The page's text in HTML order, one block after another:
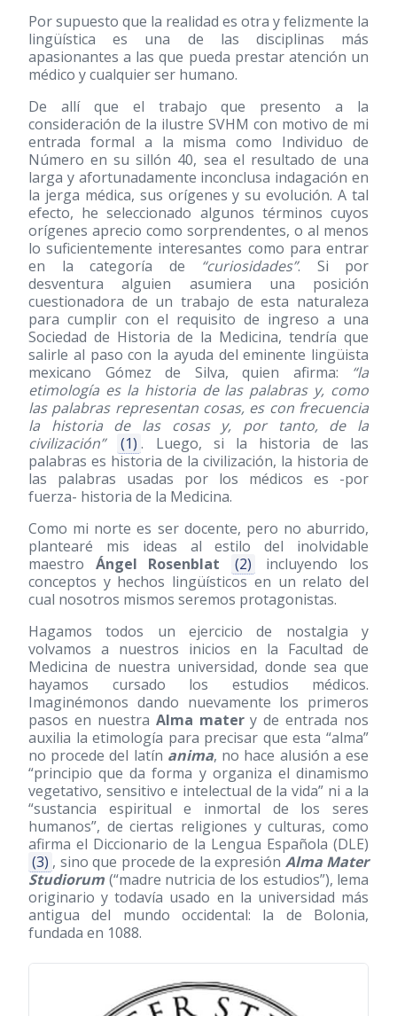
Por supuesto que la realidad es otra y felizmente la
lingüística es una de las disciplinas más
apasionantes a las que pueda prestar atención un
médico y cualquier ser humano.
De allí que el trabajo que presento a la
consideración de la ilustre SVHM con motivo de mi
entrada formal a la misma como Individuo de
Número en su sillón 40, sea el resultado de una
larga y afortunadamente inconclusa indagación en
la jerga médica, sus orígenes y su evolución. A tal
efecto, he seleccionado algunos términos cuyos
orígenes aprecio como sorprendentes, o al menos
lo suficientemente interesantes como para entrar
en la categoría de “curiosidades”. Si por
desventura alguien asumiera una posición
cuestionadora de un trabajo de esta naturaleza
para cumplir con el requisito de ingreso a una
Sociedad de Historia de la Medicina, tendría que
salirle al paso con la ayuda del eminente lingüista
mexicano Gómez de Silva, quien afirma: “la
etimología es la historia de las palabras y, como
las palabras representan cosas, es con frecuencia
la historia de las cosas y, por tanto, de la
civilización”
(1) . Luego, si la historia de las
palabras es historia de la civilización, la historia de
las palabras usadas por los médicos es -por
fuerza- historia de la Medicina.
Como mi norte es ser docente, pero no aburrido,
plantearé mis ideas al estilo del inolvidable
maestro Ángel Rosenblat (2)
incluyendo los
conceptos y hechos lingüísticos en un relato del
cual nosotros mismos seremos protagonistas.
Hagamos todos un ejercicio de nostalgia y
volvamos a nuestros inicios en la Facultad de
Medicina de nuestra universidad, donde sea que
hayamos cursado los estudios médicos.
Imaginémonos dando nuevamente los primeros
pasos en nuestra Alma matery de entrada nos
auxilia la etimología para precisar que esta “alma”
no procede del latín anima, no hace alusión a ese
“principio que da forma y organiza el dinamismo
vegetativo, sensitivo e intelectual de la vida” ni a la
“sustancia espiritual e inmortal de los seres
humanos”, de ciertas religiones y culturas, como
afirma el Diccionario de la Lengua Española (DLE)
(3) , sino que procede de la expresión Alma Mater
Studiorum (“madre nutricia de los estudios”), lema
originario y todavía usado en la universidad más
antigua del mundo occidental: la de Bolonia,
fundada en 1088.